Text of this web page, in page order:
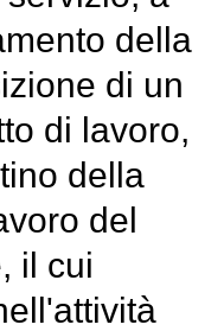
della
di un
di lavoro,
della
del
il cui